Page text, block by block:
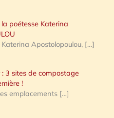
poétesse Katerina
Apostolopoulou, […]
: 3 sites de compostage
!
emplacements […]